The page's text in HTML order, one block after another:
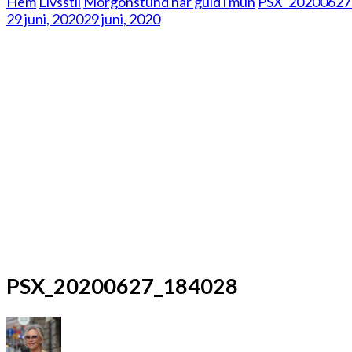
29 juni, 202029 juni, 2020
PSX_20200627_184028